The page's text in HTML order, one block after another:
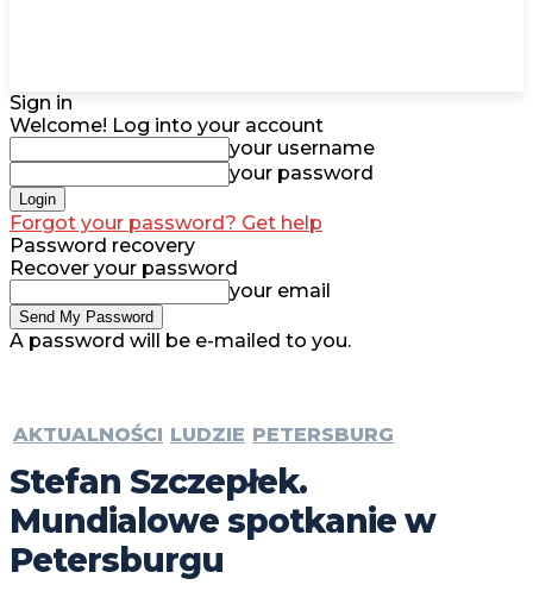
Sign in
Welcome! Log into your account
your username
your password
Forgot your password? Get help
Password recovery
Recover your password
your email
A password will be e-mailed to you.
AKTUALNOŚCI LUDZIE PETERSBURG
Stefan Szczepłek.
Mundialowe spotkanie w
Petersburgu